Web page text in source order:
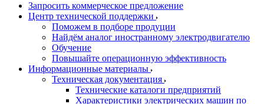
Запросить коммерческое предложение
Центр технической поддержки
Поможем в подборе продуции
Найдём аналог иностранному электродвигателю
Обучение
Повышайте операционную эффективность
Информационные материалы
Техническая документация
Технические каталоги предприятий
Характеристики электрических машин по